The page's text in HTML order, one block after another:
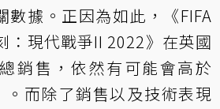
數據。正因為如此，《FIFA
：現代戰爭II 2022》在英國
銷售，依然有可能會高於
。而除了銷售以及技術表現